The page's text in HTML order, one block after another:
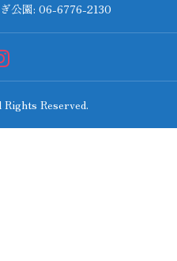
公園: 06-6776-2130
Reserved.